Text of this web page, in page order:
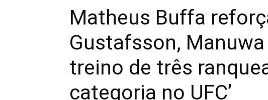
Matheus Buffa
Gustafsson,
treino de três
categoria no UFC’